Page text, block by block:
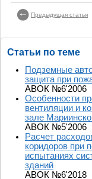
Предыдущая статья
Статьи по теме
Подземные
защита при
АВОК №6'2006
Особенности
вентиляции и
зале
АВОК №5'2006
Расчет
коридоров при
испытаниях
зданий
АВОК №6'2018